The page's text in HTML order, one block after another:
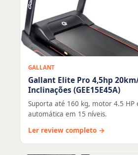
GALLANT
Gallant Elite Pro 4,5hp
Inclinações (GEE15E45A)
Suporta até 160 kg, motor 4.5 HP
automática em 15 níveis.
Ler review completo →